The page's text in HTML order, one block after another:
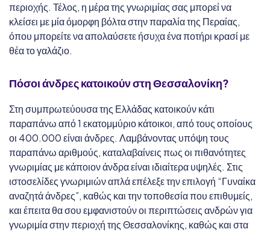
περιοχής. Τέλος, η μέρα της γνωριμίας σας μπορεί να
κλείσει με μία όμορφη βόλτα στην παραλία της Περαίας,
όπου μπορείτε να απολαύσετε ήσυχα ένα ποτήρι κρασί με
θέα το γαλάζιο.
Πόσοι άνδρες κατοικούν στηΘεσσαλονίκη?
Στη συμπρωτεύουσα της Ελλάδας κατοικούν κάτι
παραπάνω από 1 εκατομμύριο κάτοικοι, από τους οποίους
οι 400.000 είναι άνδρες. Λαμβάνοντας υπόψη τους
παραπάνω αριθμούς, καταλαβαίνεις πως οι πιθανότητες
γνωριμίας με κάποιον άνδρα είναι ιδιαίτερα υψηλές. Στις
ιστοσελίδες γνωριμιών απλά επέλεξε την επιλογή “Γυναίκα
αναζητά άνδρες”, καθώς και την τοποθεσία που επιθυμείς,
και έπειτα θα σου εμφανιστούν οι περιπτώσεις ανδρών για
γνωριμία στην περιοχή της Θεσσαλονίκης, καθώς και στα